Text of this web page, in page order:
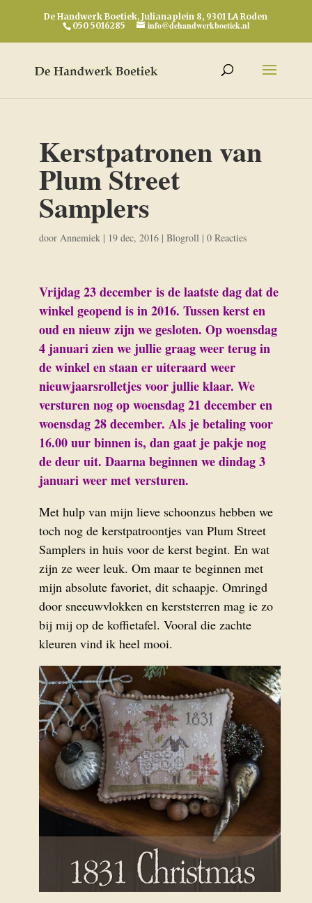
De Handwerk Boetiek, Julianaplein 8, 9301 LA Roden
050 5016285
info@dehandwerkboetiek.nl
Kerstpatronen van
Plum Street
Samplers
door Annemiek| 19 dec, 2016| Blogroll | 0 Reacties
Vrijdag 23 december is de laatste dag dat de
winkel geopend is in 2016. Tussen kerst en
oud en nieuw zijn we gesloten. Op woensdag
4 januari zien we jullie graag weer terug in
de winkel en staan er uiteraard weer
nieuwjaarsrolletjes voor jullie klaar. We
versturen nog op woensdag 21 december en
woensdag 28 december. Als je betaling voor
16.00 uur binnen is, dan gaat je pakje nog
de deur uit. Daarna beginnen we dindag 3
januari weer met versturen.
Met hulp van mijn lieve schoonzus hebben we
toch nog de kerstpatroontjes van Plum Street
Samplers in huis voor de kerst begint. En wat
zijn ze weer leuk. Om maar te beginnen met
mijn absolute favoriet, dit schaapje. Omringd
door sneeuwvlokken en kerststerren mag ie zo
bij mij op de koffietafel. Vooral die zachte
kleuren vind ik heel mooi.